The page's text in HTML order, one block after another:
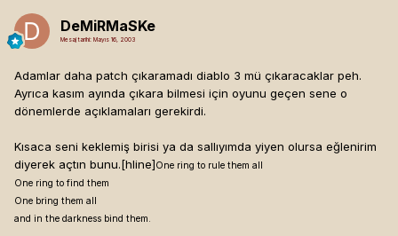
DeMiRMaSKe
Mesaj tarihi: Mayıs 16, 2003
Adamlar daha patch çıkaramadı diablo 3 mü çıkaracaklar peh.
Ayrıca kasım ayında çıkara bilmesi için oyunu geçen sene o
dönemlerde açıklamaları gerekirdi.
Kısaca seni keklemiş birisi ya da sallıyımda yiyen olursa eğlenirim
diyerek açtın bunu.[hline]One ring to rule them all
One ring to find them
One bring them all
and in the darkness bind them.